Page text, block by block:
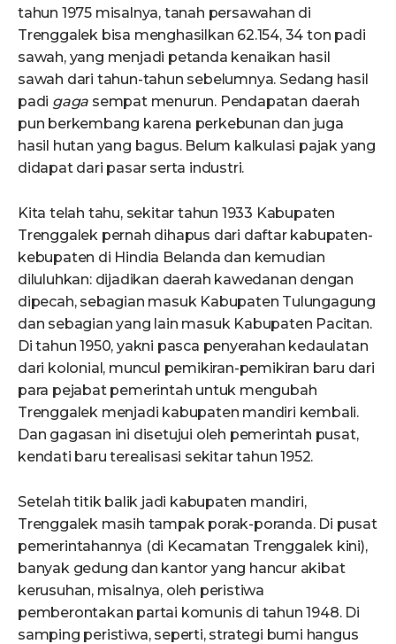
tahun 1975 misalnya, tanah persawahan di
Trenggalek bisa menghasilkan 62.154, 34 ton padi
sawah, yang menjadi petanda kenaikan hasil
sawah dari tahun-tahun sebelumnya. Sedang hasil
padi gaga sempat menurun. Pendapatan daerah
pun berkembang karena perkebunan dan juga
hasil hutan yang bagus. Belum kalkulasi pajak yang
didapat dari pasar serta industri.
Kita telah tahu, sekitar tahun 1933 Kabupaten
Trenggalek pernah dihapus dari daftar kabupaten-
kebupaten di Hindia Belanda dan kemudian
diluluhkan: dijadikan daerah kawedanan dengan
dipecah, sebagian masuk Kabupaten Tulungagung
dan sebagian yang lain masuk Kabupaten Pacitan.
Di tahun 1950, yakni pasca penyerahan kedaulatan
dari kolonial, muncul pemikiran-pemikiran baru dari
para pejabat pemerintah untuk mengubah
Trenggalek menjadi kabupaten mandiri kembali.
Dan gagasan ini disetujui oleh pemerintah pusat,
kendati baru terealisasi sekitar tahun 1952.
Setelah titik balik jadi kabupaten mandiri,
Trenggalek masih tampak porak-poranda. Di pusat
pemerintahannya (di Kecamatan Trenggalek kini),
banyak gedung dan kantor yang hancur akibat
kerusuhan, misalnya, oleh peristiwa
pemberontakan partai komunis di tahun 1948. Di
samping peristiwa, seperti, strategi bumi hangus